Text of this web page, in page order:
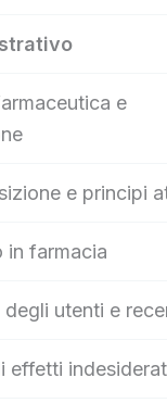
e
e principi
in farmacia
degli utenti e
effetti